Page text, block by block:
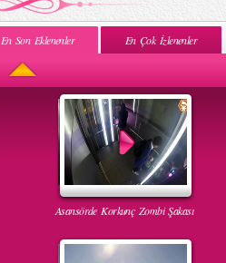
En Son Eklenenler En Çok İzlenenler
Asansörde Korkunç Zombi Şakası